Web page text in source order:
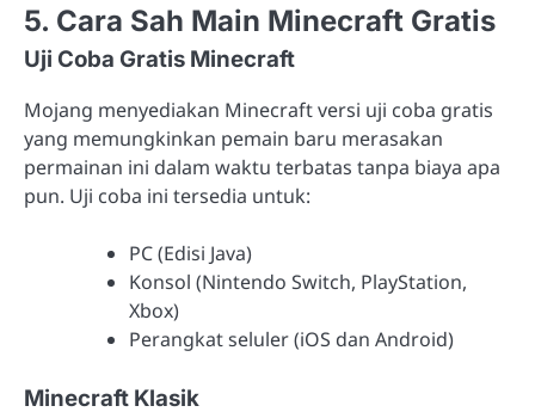
5. Cara Sah Main Minecraft Gratis
Uji Coba Gratis Minecraft
Mojang menyediakan Minecraft versi uji coba gratis
yang memungkinkan pemain baru merasakan
permainan ini dalam waktu terbatas tanpa biaya apa
pun. Uji coba ini tersedia untuk:
PC (Edisi Java)
Konsol (Nintendo Switch, PlayStation,
Xbox)
Perangkat seluler (iOS dan Android)
Minecraft Klasik